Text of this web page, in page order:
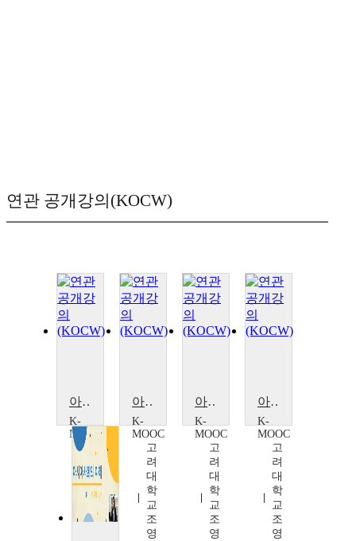
연관 공개강의(KOCW)
아시아사 개척자들의 역사 이야기 + @
K-
MOOC
고
대
학
조
아시아사 개척자들의 역사 이야기 + @
K-
MOOC
고
려
대
학
교
조
영
아시아사 개척자들의 역사 이야기 + @
K-
MOOC
고
려
대
학
교
조
영
아시아사 개척자들의 역사 이야기 + @
K-
MOOC
고
려
대
학
교
조
영